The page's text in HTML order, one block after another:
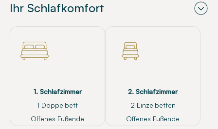
Ihr Schlafkomfort
1. Schlafzimmer
1 Doppelbett
Offenes Fußende
2. Schlafzimmer
2 Einzelbetten
Offenes Fußende